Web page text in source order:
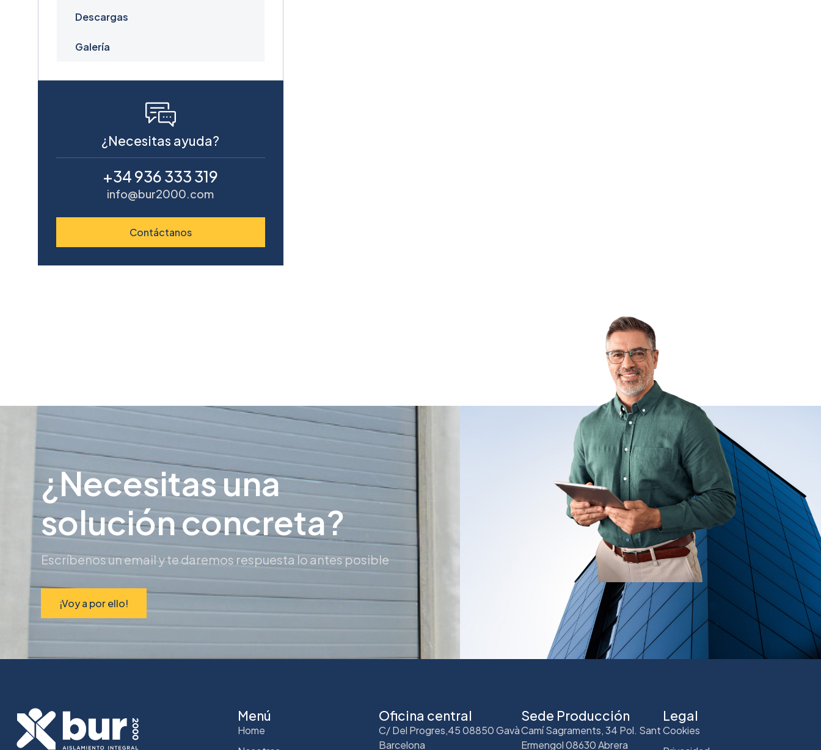
Descargas
Galería
¿Necesitas ayuda?
+34 936 333 319
info@bur2000.com
Contáctanos
¿Necesitas una
solución concreta?
Escríbenos un email y te daremos respuesta lo antes posible
¡Voy a por ello!
Menú
Home
Oficina central
C/ Del Progres,45 08850 Gavà
Barcelona
Sede Producción
Camí Sagraments, 34 Pol. Sant
Ermengol 08630 Abrera
Legal
Cookies